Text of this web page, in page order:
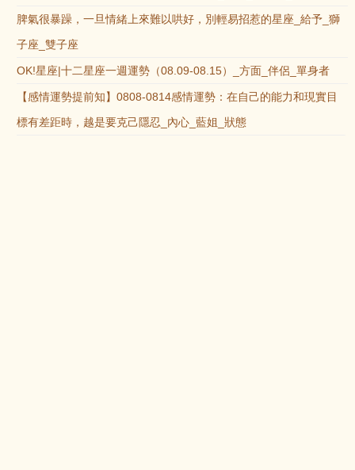
脾氣很暴躁，一旦情緒上來難以哄好，別輕易招惹的星座_給予_獅
子座_雙子座
OK!星座|十二星座一週運勢（08.09-08.15）_方面_伴侶_單身者
【感情運勢提前知】0808-0814感情運勢：在自己的能力和現實目
標有差距時，越是要克己隱忍_內心_藍姐_狀態